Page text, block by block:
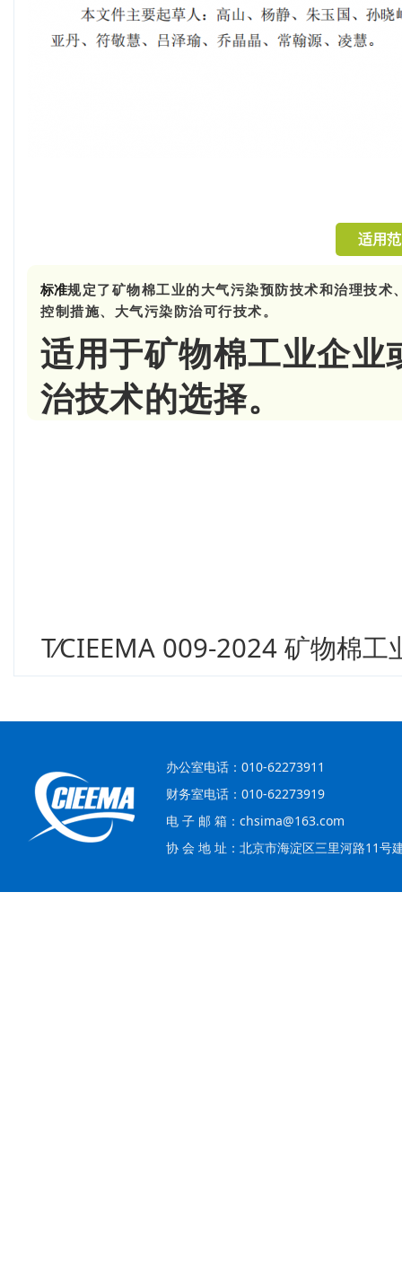
适用
标准规定了矿物棉工业的大气污染预防技术和治理技术
控制措施、大气污染防治可行技术。
适用于矿物棉工业企
治技术的选择。
T⁄CIEEMA 009-2024 矿物棉
办公室电话：010-62273911
财务室电话：010-62273919
电 子 邮 箱：chsima@163.com
协 会 地 址：北京市海淀区三里河路11号